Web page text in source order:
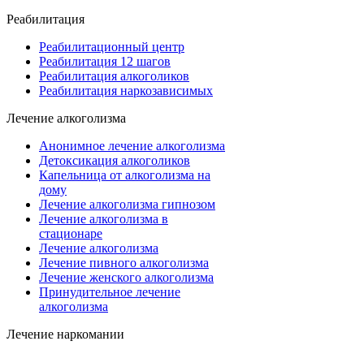
Реабилитация
Реабилитационный центр
Реабилитация 12 шагов
Реабилитация алкоголиков
Реабилитация наркозависимых
Лечение алкоголизма
Анонимное лечение алкоголизма
Детоксикация алкоголиков
Капельница от алкоголизма на
дому
Лечение алкоголизма гипнозом
Лечение алкоголизма в
стационаре
Лечение алкоголизма
Лечение пивного алкоголизма
Лечение женского алкоголизма
Принудительное лечение
алкоголизма
Лечение наркомании